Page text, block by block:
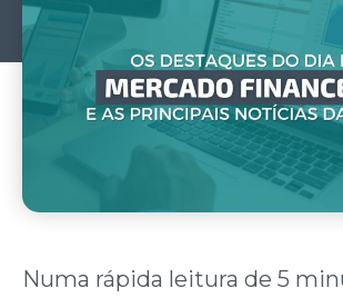
Numa rápida leitura de 5